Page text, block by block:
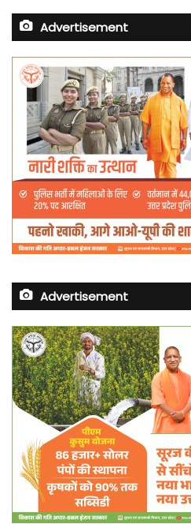
Advertisement
Advertisement